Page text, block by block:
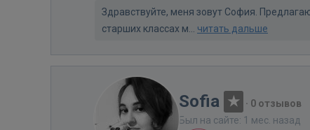
Здравствуйте, меня зовут София.
старших классах м... читать дальше
Sofia · 0 отзывов
Был на сайте: 1 мес. назад